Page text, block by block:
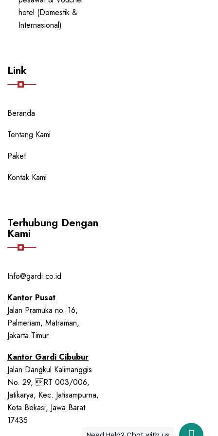
hotel (Domestik &
Internasional)
Link
Beranda
Tentang Kami
Paket
Kontak Kami
Terhubung Dengan
Kami
Info@gardi.co.id
Kantor Pusat
Jalan Pramuka no. 16,
Palmeriam, Matraman,
Jakarta Timur
Kantor Gardi Cibubur
Jalan Dangkul Kalimanggis
No. 29, RT 003/006,
Jatikarya, Kec. Jatisampurna,
Kota Bekasi, Jawa Barat
17435